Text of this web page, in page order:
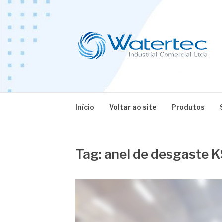
Pular
para
conteúdo
Início Voltar ao site Produtos
Tag: anel de desgaste